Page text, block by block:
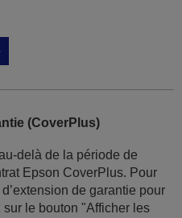
(CoverPlus)
delà de la période de
Epson CoverPlus. Pour
de garantie pour
le bouton "Afficher les